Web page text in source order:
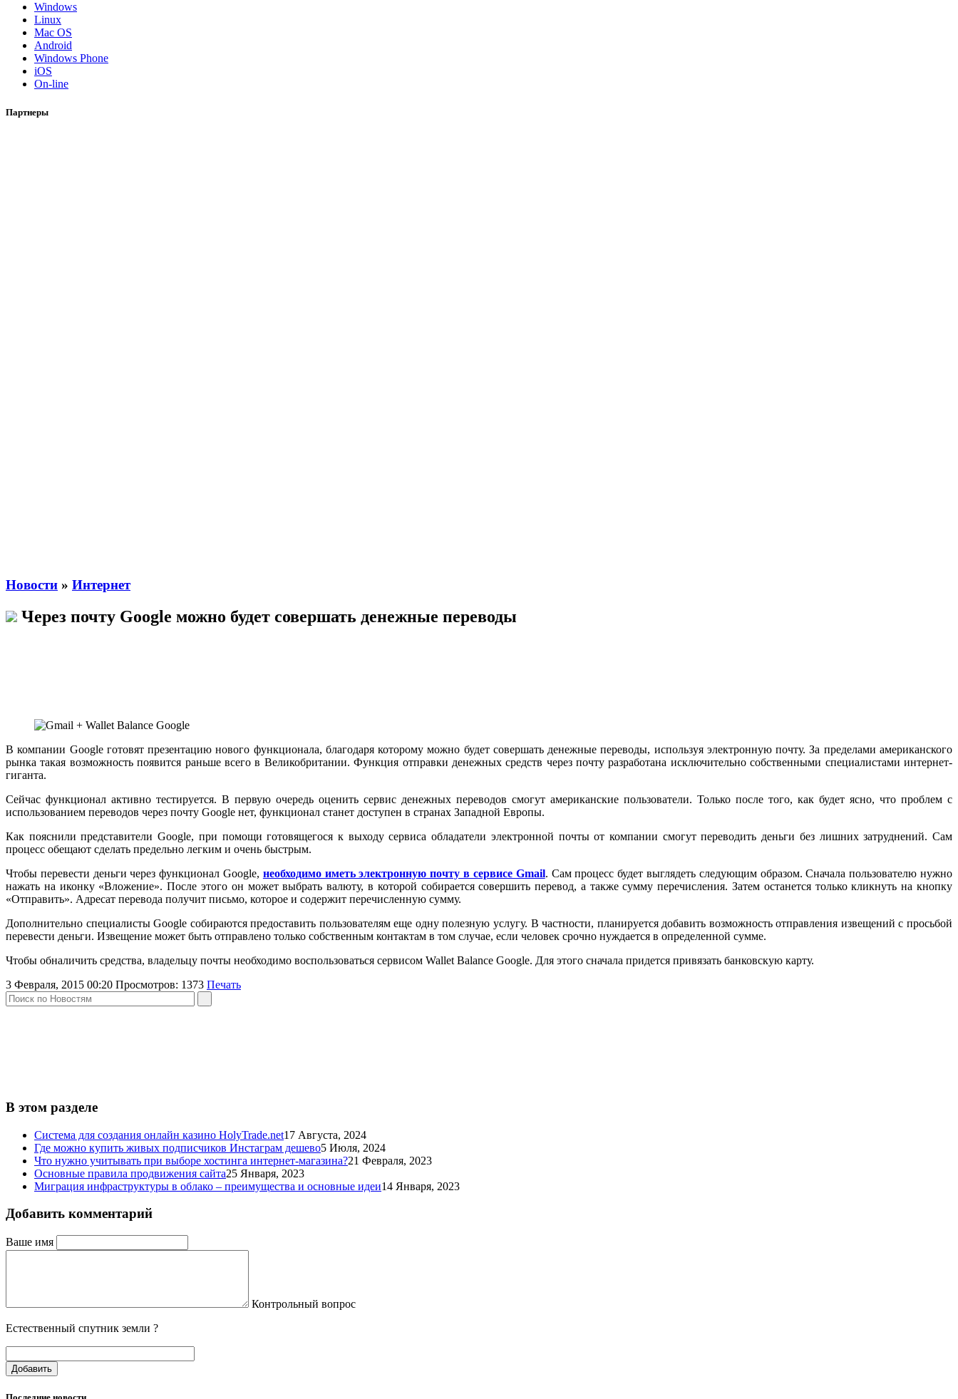
Windows
Linux
Mac OS
Android
Windows Phone
iOS
On-line
Партнеры
Новости » Интернет
Через почту Google можно будет совершать денежные переводы
В компании Google готовят презентацию нового функционала, благодаря которому можно будет совершать денежные переводы, используя электронную почту. За пределами американского
рынка такая возможность появится раньше всего в Великобритании. Функция отправки денежных средств через почту разработана исключительно собственными специалистами интернет-
гиганта.
Сейчас функционал активно тестируется. В первую очередь оценить сервис денежных переводов смогут американские пользователи. Только после того, как будет ясно, что проблем с
использованием переводов через почту Google нет, функционал станет доступен в странах Западной Европы.
Как пояснили представители Google, при помощи готовящегося к выходу сервиса обладатели электронной почты от компании смогут переводить деньги без лишних затруднений. Сам
процесс обещают сделать предельно легким и очень быстрым.
Чтобы перевести деньги через функционал Google, необходимо иметь электронную почту в сервисе Gmail. Сам процесс будет выглядеть следующим образом. Сначала пользователю нужно
нажать на иконку «Вложение». После этого он может выбрать валюту, в которой собирается совершить перевод, а также сумму перечисления. Затем останется только кликнуть на кнопку
«Отправить». Адресат перевода получит письмо, которое и содержит перечисленную сумму.
Дополнительно специалисты Google собираются предоставить пользователям еще одну полезную услугу. В частности, планируется добавить возможность отправления извещений с просьбой
перевести деньги. Извещение может быть отправлено только собственным контактам в том случае, если человек срочно нуждается в определенной сумме.
Чтобы обналичить средства, владельцу почты необходимо воспользоваться сервисом Wallet Balance Google. Для этого сначала придется привязать банковскую карту.
3 Февраля, 2015 00:20 Просмотров: 1373 Печать
В этом разделе
Система для создания онлайн казино HolyTrade.net17 Августа, 2024
Где можно купить живых подписчиков Инстаграм дешево5 Июля, 2024
Что нужно учитывать при выборе хостинга интернет-магазина?21 Февраля, 2023
Основные правила продвижения сайта25 Января, 2023
Миграция инфраструктуры в облако – преимущества и основные идеи14 Января, 2023
Добавить комментарий
Ваше имя
Контрольный вопрос
Естественный спутник земли ?
Добавить